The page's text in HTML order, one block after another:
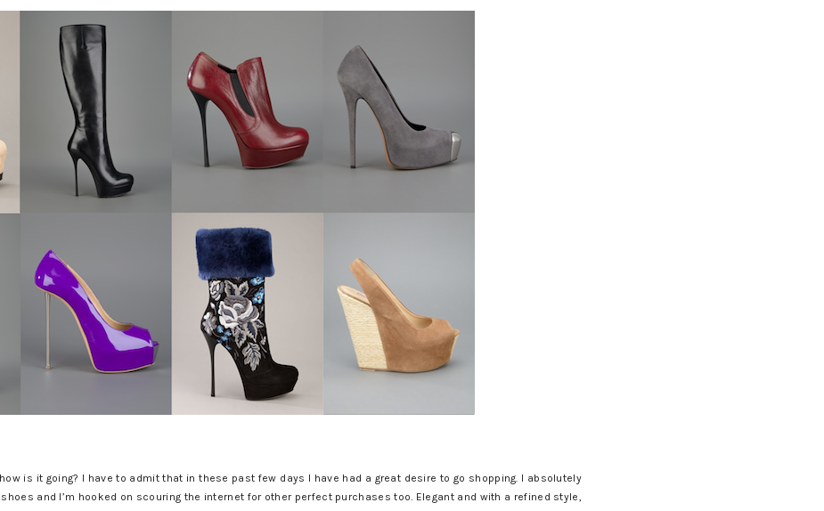
is it going? I have to admit that in these past few days I have had a great desire to go shopping. I absolutely
and I’m hooked on scouring the internet for other perfect purchases too. Elegant and with a refined style,